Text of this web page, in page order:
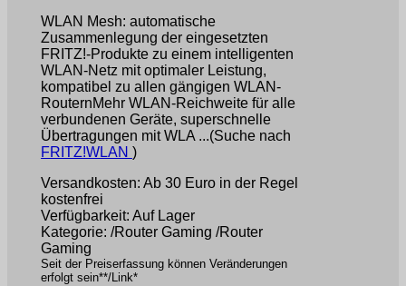
WLAN Mesh: automatische
Zusammenlegung der eingesetzten
FRITZ!-Produkte zu einem intelligenten
WLAN-Netz mit optimaler Leistung,
kompatibel zu allen gängigen WLAN-
RouternMehr WLAN-Reichweite für alle
verbundenen Geräte, superschnelle
Übertragungen mit WLA ...(Suche nach
FRITZ!WLAN )
Versandkosten: Ab 30 Euro in der Regel
kostenfrei
Verfügbarkeit: Auf Lager
Kategorie: /Router Gaming /Router
Gaming
Seit der Preiserfassung können Veränderungen
erfolgt sein**/Link*